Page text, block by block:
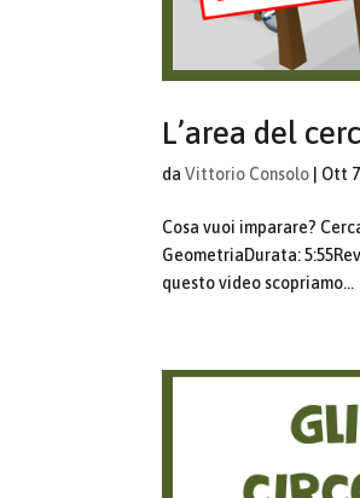
L’area del
daVittorio Consolo Ott
Cosa vuoi imparare?
GeometriaDurata:
questo video scopriamo...